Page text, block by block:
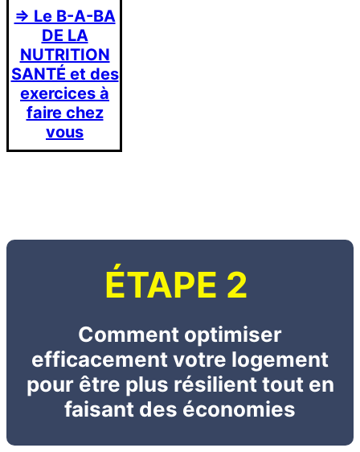
=> Le B-A-BA
DE LA
NUTRITION
SANTÉ et des
exercices à
faire chez
vous
ÉTAPE 2
Comment optimiser
efficacement votre logement
pour être plus résilient tout en
faisant des économies